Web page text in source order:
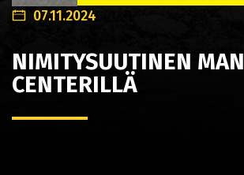
07.11.2024
NIMITYSUUTINEN MAN
CENTERILLÄ